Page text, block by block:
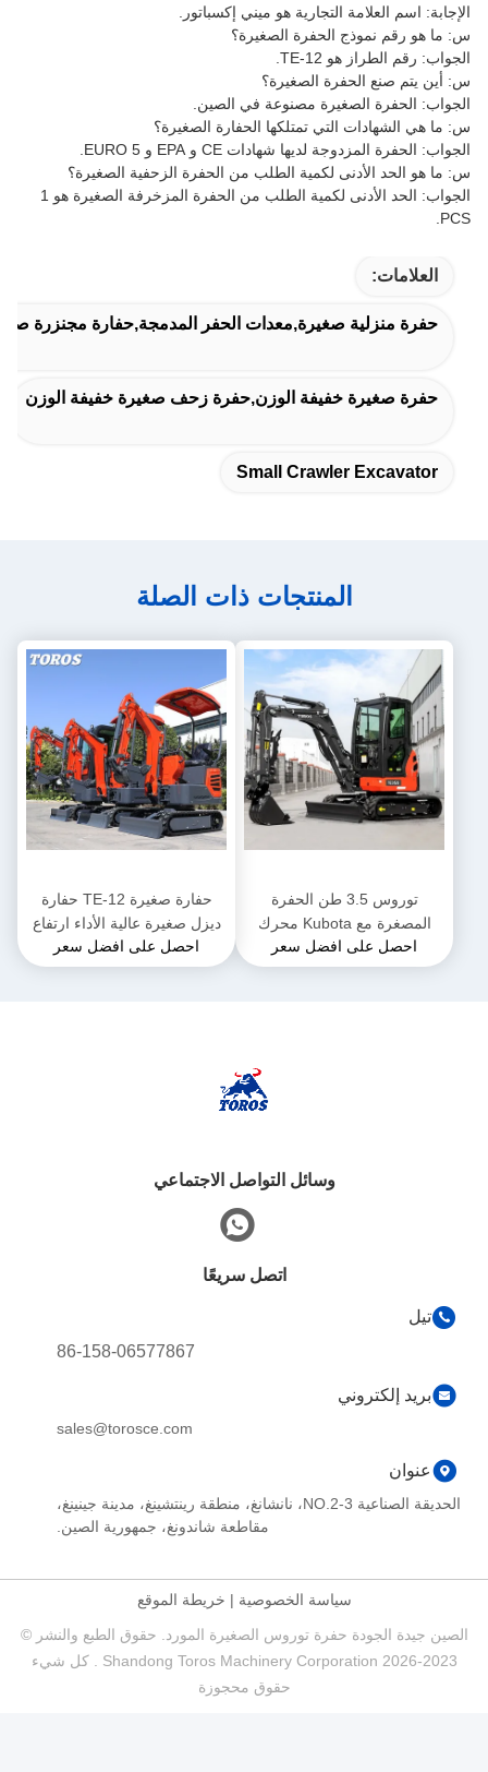
الإجابة: اسم العلامة التجارية هو ميني إكسباتور.
س: ما هو رقم نموذج الحفرة الصغيرة؟
الجواب: رقم الطراز هو TE-12.
س: أين يتم صنع الحفرة الصغيرة؟
الجواب: الحفرة الصغيرة مصنوعة في الصين.
س: ما هي الشهادات التي تمتلكها الحفارة الصغيرة؟
الجواب: الحفرة المزدوجة لديها شهادات CE و EPA و EURO 5.
س: ما هو الحد الأدنى لكمية الطلب من الحفرة الزحفية الصغيرة؟
الجواب: الحد الأدنى لكمية الطلب من الحفرة المزخرفة الصغيرة هو 1
PCS.
العلامات:
حفرة منزلية صغيرة,معدات الحفر المدمجة,حفارة مجنزرة
حفرة صغيرة خفيفة الوزن,حفرة زحف صغيرة خفيفة الوزن
Small Crawler Excavator
المنتجات ذات الصلة
توروس 3.5 طن الحفرة
المصغرة مع Kubota محرك
الحفرة المجهرية متعددة
الوظائف
احصل على افضل سعر
حفارة صغيرة TE-12 حفارة
ديزل صغيرة عالية الأداء ارتفاع
2285 ملم للأعمال البلدية
احصل على افضل سعر
وسائل التواصل الاجتماعي
اتصل سريعًا
تيل
86-158-06577867
بريد إلكتروني
sales@torosce.com
عنوان
الحديقة الصناعية NO.2-3، نانشانغ، منطقة رينتشينغ، مدينة جينينغ،
مقاطعة شاندونغ، جمهورية الصين.
سياسة الخصوصية|خريطة الموقع
الصين جيدة الجودة حفرة توروس الصغيرة المورد. حقوق الطبع والنشر ©
2023-2026 Shandong Toros Machinery Corporation . كل شيء
حقوق محجوزة